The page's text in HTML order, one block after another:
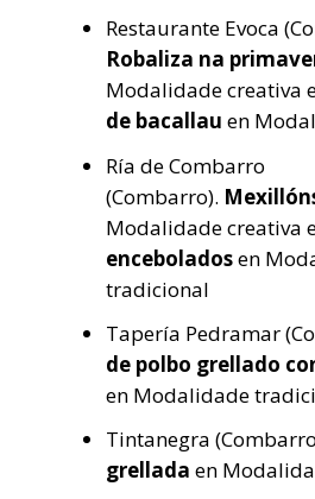
Restaurante Evoca
Robaliza na
Modalidade creativa
de bacallau en
Ría de Combarro
(Combarro).
Modalidade creativa
enceboladosen
tradicional
Tapería Pedramar
de polbo grellado
en Modalidade
Tintanegra
grellada en